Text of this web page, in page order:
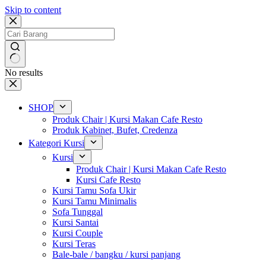
Skip to content
No results
SHOP
Produk Chair | Kursi Makan Cafe Resto
Produk Kabinet, Bufet, Credenza
Kategori Kursi
Kursi
Produk Chair | Kursi Makan Cafe Resto
Kursi Cafe Resto
Kursi Tamu Sofa Ukir
Kursi Tamu Minimalis
Sofa Tunggal
Kursi Santai
Kursi Couple
Kursi Teras
Bale-bale / bangku / kursi panjang